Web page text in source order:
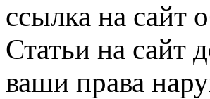
ссылка на сайт
Статьи на сайт
ваши права